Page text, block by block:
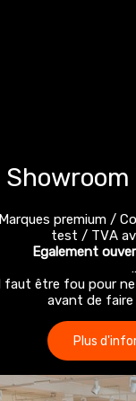
Showroom
Marques premium /
test / TVA
Egalement
Il faut être fou pour
avant de
Plus